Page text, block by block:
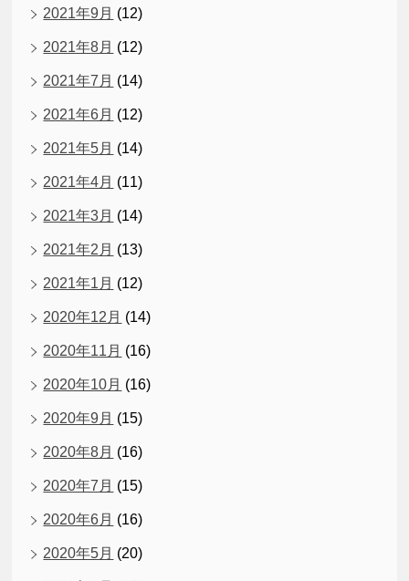
2021年9月 (12)
2021年8月 (12)
2021年7月 (14)
2021年6月 (12)
2021年5月 (14)
2021年4月 (11)
2021年3月 (14)
2021年2月 (13)
2021年1月 (12)
2020年12月 (14)
2020年11月 (16)
2020年10月 (16)
2020年9月 (15)
2020年8月 (16)
2020年7月 (15)
2020年6月 (16)
2020年5月 (20)